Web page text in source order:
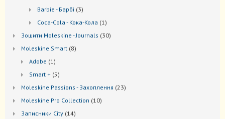
Barbie - Барбі 33
Coca-Cola - Кока-Кола 1 1
Зошити Moleskine - Journals 3030
Моleskine Smart 88
Adobe 1 1
Smart + 55
Moleskine Passions - Захоплення 2323
Мoleskine Pro Collection 1010
Записники City 1414